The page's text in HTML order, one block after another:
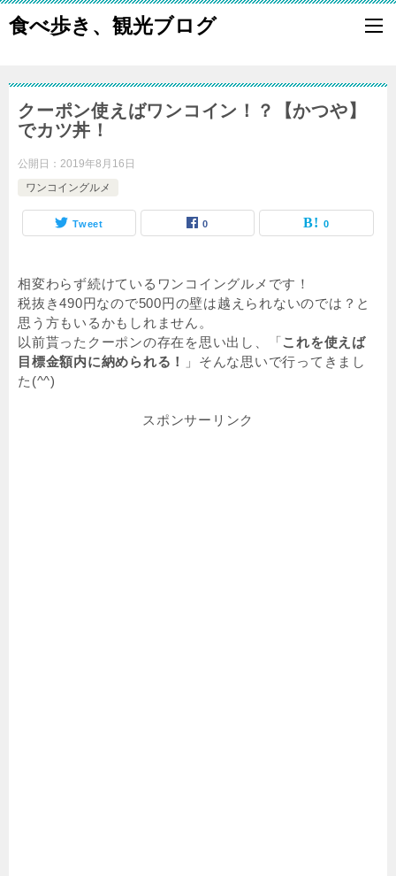
食べ歩き、観光ブログ
クーポン使えばワンコイン！？【かつや】
でカツ丼！
公開日： 2019年8月16日
ワンコイングルメ
Tweet 0 0
相変わらず続けているワンコイングルメです！
税抜き490円なので500円の壁は越えられないのでは？と
思う方もいるかもしれません。
以前貰ったクーポンの存在を思い出し、「これを使えば
目標金額内に納められる！
」そんな思いで行ってきまし
た(^^)
スポンサーリンク